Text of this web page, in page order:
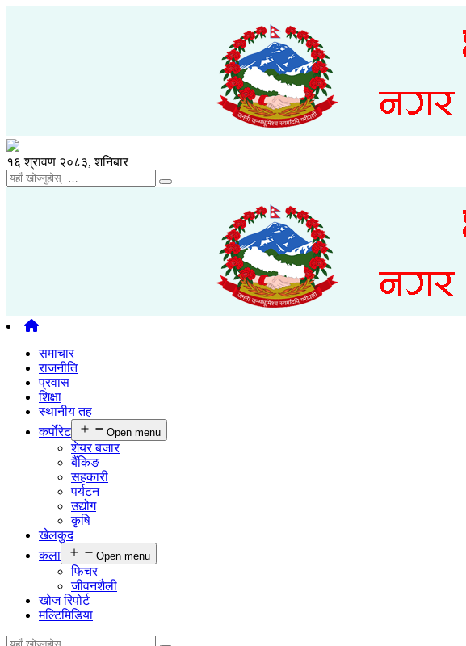
१६ श्रावण २०८३, शनिबार
समाचार
राजनीति
प्रवास
शिक्षा
स्थानीय तह
कर्पाेरेट
Open menu
शेयर बजार
बैंकिङ
सहकारी
पर्यटन
उद्योग
कृषि
खेलकुद
कला
Open menu
फिचर
जीवनशैली
खोज रिपोर्ट
मल्टिमिडिया